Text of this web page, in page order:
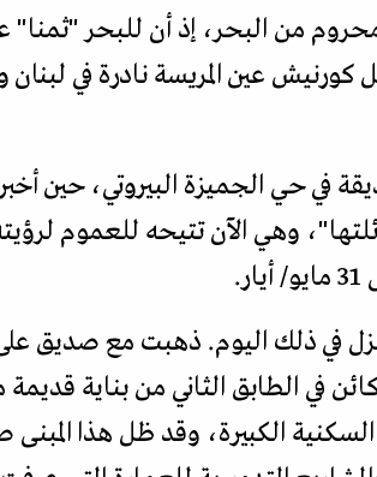
من البحر، إذ أن للبحر "ثمنا"
كورنيش عين المريسة نادرة في
في حي الجميزة البيروتي، حين
وهي الآن تتيحه للعموم
في ذلك اليوم. ذهبت مع صديق